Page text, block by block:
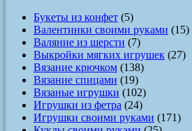
Букеты из конфет (5)
Валентинки своими руками (15)
Валяние из шерсти (7)
Выкройки мягких игрушек (27)
Вязание крючком (138)
Вязание спицами (19)
Вязаные игрушки (102)
Игрушки из фетра (24)
Игрушки своими руками (171)